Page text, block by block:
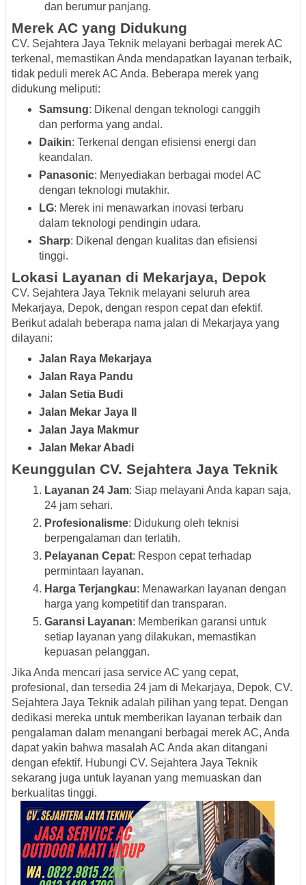
dan berumur panjang.
Merek AC yang Didukung
CV. Sejahtera Jaya Teknik melayani berbagai merek AC
terkenal, memastikan Anda mendapatkan layanan terbaik,
tidak peduli merek AC Anda. Beberapa merek yang
didukung meliputi:
Samsung: Dikenal dengan teknologi canggih
dan performa yang andal.
Daikin: Terkenal dengan efisiensi energi dan
keandalan.
Panasonic: Menyediakan berbagai model AC
dengan teknologi mutakhir.
LG: Merek ini menawarkan inovasi terbaru
dalam teknologi pendingin udara.
Sharp: Dikenal dengan kualitas dan efisiensi
tinggi.
Lokasi Layanan di Mekarjaya, Depok
CV. Sejahtera Jaya Teknik melayani seluruh area
Mekarjaya, Depok, dengan respon cepat dan efektif.
Berikut adalah beberapa nama jalan di Mekarjaya yang
dilayani:
Jalan Raya Mekarjaya
Jalan Raya Pandu
Jalan Setia Budi
Jalan Mekar Jaya II
Jalan Jaya Makmur
Jalan Mekar Abadi
Keunggulan CV. Sejahtera Jaya Teknik
Layanan 24 Jam: Siap melayani Anda kapan saja,
24 jam sehari.
Profesionalisme: Didukung oleh teknisi
berpengalaman dan terlatih.
Pelayanan Cepat: Respon cepat terhadap
permintaan layanan.
Harga Terjangkau: Menawarkan layanan dengan
harga yang kompetitif dan transparan.
Garansi Layanan: Memberikan garansi untuk
setiap layanan yang dilakukan, memastikan
kepuasan pelanggan.
Jika Anda mencari jasa service AC yang cepat,
profesional, dan tersedia 24 jam di Mekarjaya, Depok, CV.
Sejahtera Jaya Teknik adalah pilihan yang tepat. Dengan
dedikasi mereka untuk memberikan layanan terbaik dan
pengalaman dalam menangani berbagai merek AC, Anda
dapat yakin bahwa masalah AC Anda akan ditangani
dengan efektif. Hubungi CV. Sejahtera Jaya Teknik
sekarang juga untuk layanan yang memuaskan dan
berkualitas tinggi.